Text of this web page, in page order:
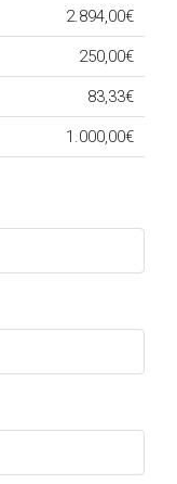
2.894,00€
250,00€
83,33€
1.000,00€